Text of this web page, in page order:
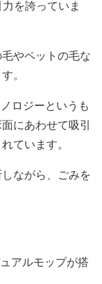
力を誇っていま
やペットの毛な
。
ロジーというも
にあわせて吸引
ています。
ながら、ごみを
アルモップが搭